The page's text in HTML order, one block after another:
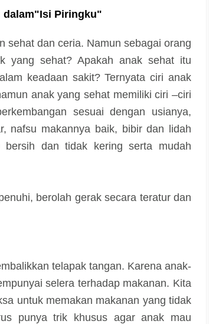
dalam"Isi Piringku"
sehat dan ceria. Namun sebagai orang
yang sehat? Apakah anak sehat itu
keadaan sakit? Ternyata ciri anak
anak yang sehat memiliki ciri –ciri
sesuai dengan usianya,
nafsu makannya baik, bibir dan lidah
dan tidak kering serta mudah
berolah gerak secara teratur dan
telapak tangan. Karena anak-
selera terhadap makanan. Kita
untuk memakan makanan yang tidak
punya trik khusus agar anak mau